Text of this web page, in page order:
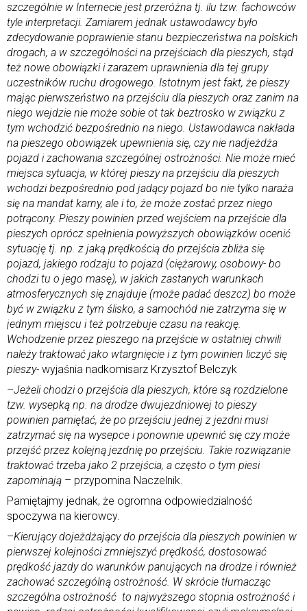
szczególnie w Internecie jest przeróżna tj. ilu tzw. fachowców
tyle interpretacji. Zamiarem jednak ustawodawcy było
zdecydowanie poprawienie stanu bezpieczeństwa na polskich
drogach, a w szczególności na przejściach dla pieszych, stąd
też nowe obowiązki i zarazem uprawnienia dla tej grupy
uczestników ruchu drogowego. Istotnym jest fakt, że pieszy
mając pierwszeństwo na przejściu dla pieszych oraz zanim na
niego wejdzie nie może sobie ot tak beztrosko w związku z
tym wchodzić bezpośrednio na niego. Ustawodawca nakłada
na pieszego obowiązek upewnienia się, czy nie nadjeżdża
pojazd i zachowania szczególnej ostrożności. Nie może mieć
miejsca sytuacja, w której pieszy na przejściu dla pieszych
wchodzi bezpośrednio pod jadący pojazd bo nie tylko naraża
się na mandat karny, ale i to, że może zostać przez niego
potrącony. Pieszy powinien przed wejściem na przejście dla
pieszych oprócz spełnienia powyższych obowiązków ocenić
sytuację tj. np. z jaką prędkością do przejścia zbliża się
pojazd, jakiego rodzaju to pojazd (ciężarowy, osobowy- bo
chodzi tu o jego masę), w jakich zastanych warunkach
atmosferycznych się znajduje (może padać deszcz) bo może
być w związku z tym ślisko, a samochód nie zatrzyma się w
jednym miejscu i też potrzebuje czasu na reakcję.
Wchodzenie przez pieszego na przejście w ostatniej chwili
należy traktować jako wtargnięcie i z tym powinien liczyć się
pieszy- wyjaśnia nadkomisarz Krzysztof Belczyk
–Jeżeli chodzi o przejścia dla pieszych, które są rozdzielone
tzw. wysepką np. na drodze dwujezdniowej to pieszy
powinien pamiętać, że po przejściu jednej z jezdni musi
zatrzymać się na wysepce i ponownie upewnić się czy może
przejść przez kolejną jezdnię po przejściu. Takie rozwiązanie
traktować trzeba jako 2 przejścia, a często o tym piesi
zapominają – przypomina Naczelnik.
Pamiętajmy jednak, że ogromna odpowiedzialność
spoczywa na kierowcy.
–Kierujący dojeżdżający do przejścia dla pieszych powinien w
pierwszej kolejności zmniejszyć prędkość, dostosować
prędkość jazdy do warunków panujących na drodze i również
zachować szczególną ostrożność. W skrócie tłumacząc
szczególna ostrożność to najwyższego stopnia ostrożność i